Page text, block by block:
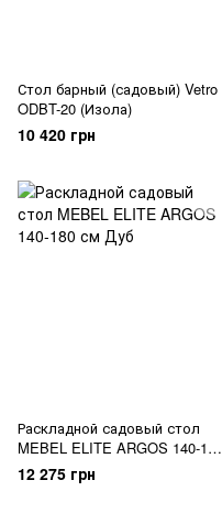
Стол барный (садовый) Vetro
ODBT-20 (Изола)
10 420 грн
Раскладной садовый стол
MEBEL ELITE ARGOS 140-180
см Дуб
12 275 грн